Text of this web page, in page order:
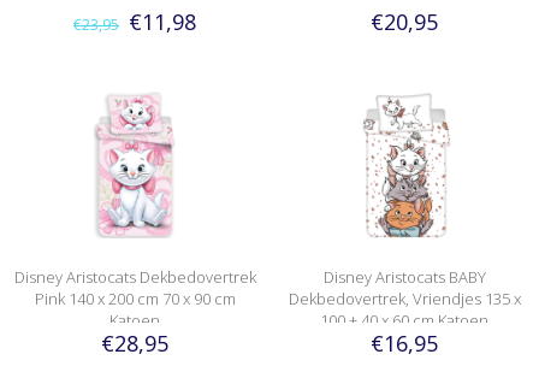
€23,95 €11,98 €20,95
Disney Aristocats Dekbedovertrek
Pink 140 x 200 cm 70 x 90 cm
Katoen
€28,95
Disney Aristocats BABY
Dekbedovertrek, Vriendjes 135 x
100 + 40 x 60 cm Katoen
€16,95